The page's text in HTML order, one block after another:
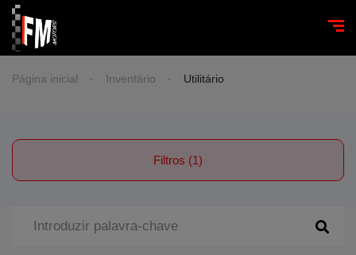
Página inicial Inventário Utilitário
Filtros (1)